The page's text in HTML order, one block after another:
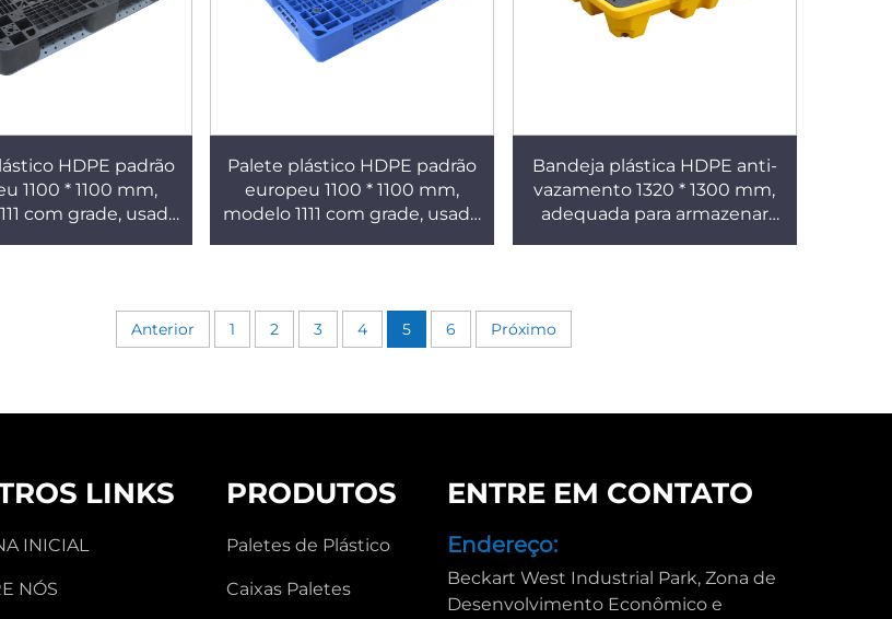
HDPE padrão
1100 * 1100 mm,
com grade, usado
Palete plástico HDPE padrão
europeu 1100 * 1100 mm,
modelo 1111 com grade, usado
Bandeja plástica HDPE anti-
vazamento 1320 * 1300 mm,
adequada para armazenar
Anterior 1 2 3 4 5 6 Próximo
LINKS
INICIAL
NÓS
PRODUTOS
Paletes de Plástico
Caixas Paletes
ENTRE EM CONTATO
Endereço:
Beckart West Industrial Park, Zona de
Desenvolvimento Econômico e